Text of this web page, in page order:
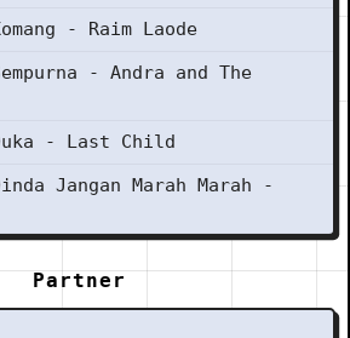
- Raim Laode
- Andra and The
- Last Child
Jangan Marah Marah -
Partner